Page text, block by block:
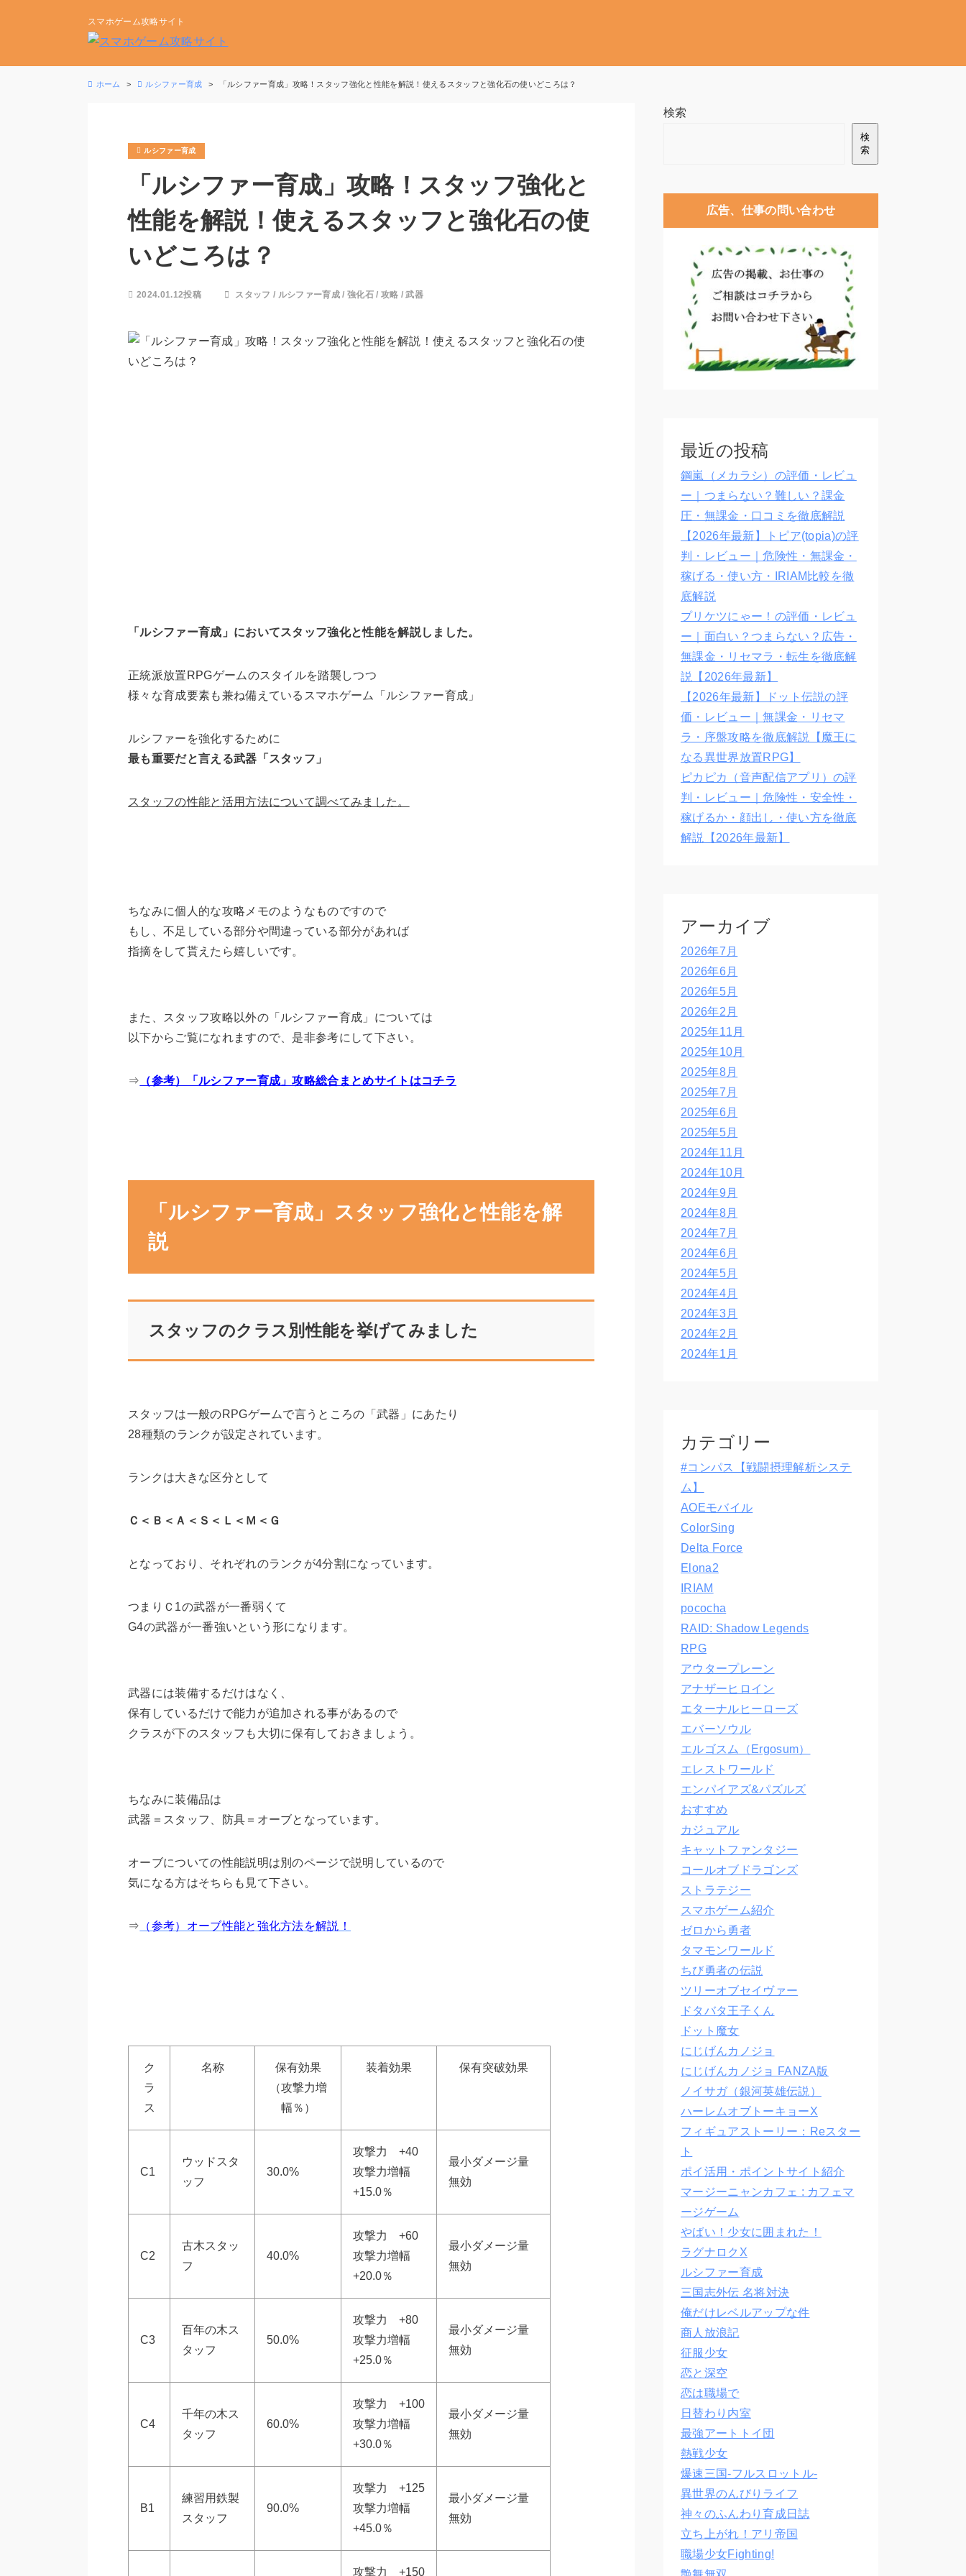
スマホゲーム攻略サイト
ホーム ルシファー育成 「ルシファー育成」攻略！スタッフ強化と性能を解説！使えるスタッフと強化石の使いどころは？
ルシファー育成
「ルシファー育成」攻略！スタッフ強化と
性能を解説！使えるスタッフと強化石の使
いどころは？
2024.01.12投稿 スタッフ / ルシファー育成/ 強化石/ 攻略 /武器
「ルシファー育成」においてスタッフ強化と性能を解説しました。
正統派放置RPGゲームのスタイルを踏襲しつつ
様々な育成要素も兼ね備えているスマホゲーム「ルシファー育成」
ルシファーを強化するために
最も重要だと言える武器「スタッフ」
スタッフの性能と活用方法について調べてみました。
ちなみに個人的な攻略メモのようなものですので
もし、不足している部分や間違っている部分があれば
指摘をして貰えたら嬉しいです。
また、スタッフ攻略以外の「ルシファー育成」については
以下からご覧になれますので、是非参考にして下さい。
⇒ （参考）「ルシファー育成」攻略総合まとめサイトはコチラ
「ルシファー育成」スタッフ強化と性能を解
説
スタッフのクラス別性能を挙げてみました
スタッフは一般のRPGゲームで言うところの「武器」にあたり
28種類のランクが設定されています。
ランクは大きな区分として
Ｃ＜Ｂ＜Ａ＜Ｓ＜Ｌ＜Ｍ＜Ｇ
となっており、それぞれのランクが4分割になっています。
つまりＣ1の武器が一番弱くて
G4の武器が一番強いという形になります。
武器には装備するだけはなく、
保有しているだけで能力が追加される事があるので
クラスが下のスタッフも大切に保有しておきましょう。
ちなみに装備品は
武器＝スタッフ、防具＝オーブとなっています。
オーブについての性能説明は別のページで説明しているので
気になる方はそちらも見て下さい。
⇒ （参考）オーブ性能と強化方法を解説！
ク
ラ
ス
名称
保有効果
（攻撃力増
幅％）
装着効果 保有突破効果
C1
ウッドスタ
ッフ
30.0%
攻撃力 +40
攻撃力増幅
+15.0％
最小ダメージ量
無効
C2
古木スタッ
フ
40.0%
攻撃力 +60
攻撃力増幅
+20.0％
最小ダメージ量
無効
C3
百年の木ス
タッフ
50.0%
攻撃力 +80
攻撃力増幅
+25.0％
最小ダメージ量
無効
C4
千年の木ス
タッフ
60.0%
攻撃力 +100
攻撃力増幅
+30.0％
最小ダメージ量
無効
B1
練習用鉄製
スタッフ
90.0%
攻撃力 +125
攻撃力増幅
+45.0％
最小ダメージ量
無効
攻撃力 +150
検索
検
索
広告、仕事の問い合わせ
最近の投稿
鋼嵐（メカラシ）の評価・レビュ
ー｜つまらない？難しい？課金
圧・無課金・口コミを徹底解説
【2026年最新】トピア(topia)の評
判・レビュー｜危険性・無課金・
稼げる・使い方・IRIAM比較を徹
底解説
プリケツにゃー！の評価・レビュ
ー｜面白い？つまらない？広告・
無課金・リセマラ・転生を徹底解
説【2026年最新】
【2026年最新】ドット伝説の評
価・レビュー｜無課金・リセマ
ラ・序盤攻略を徹底解説【魔王に
なる異世界放置RPG】
ピカピカ（音声配信アプリ）の評
判・レビュー｜危険性・安全性・
稼げるか・顔出し・使い方を徹底
解説【2026年最新】
アーカイブ
2026年7月
2026年6月
2026年5月
2026年2月
2025年11月
2025年10月
2025年8月
2025年7月
2025年6月
2025年5月
2024年11月
2024年10月
2024年9月
2024年8月
2024年7月
2024年6月
2024年5月
2024年4月
2024年3月
2024年2月
2024年1月
カテゴリー
#コンパス【戦闘摂理解析システ
ム】
AOEモバイル
ColorSing
Delta Force
Elona2
IRIAM
pococha
RAID: Shadow Legends
RPG
アウタープレーン
アナザーヒロイン
エターナルヒーローズ
エバーソウル
エルゴスム（Ergosum）
エレストワールド
エンパイアズ&パズルズ
おすすめ
カジュアル
キャットファンタジー
コールオブドラゴンズ
ストラテジー
スマホゲーム紹介
ゼロから勇者
タマモンワールド
ちび勇者の伝説
ツリーオブセイヴァー
ドタバタ王子くん
ドット魔女
にじげんカノジョ
にじげんカノジョ FANZA版
ノイサガ（銀河英雄伝説）
ハーレムオブトーキョーX
フィギュアストーリー：Reスター
ト
ポイ活用・ポイントサイト紹介
マージーニャンカフェ : カフェマ
ージゲーム
やばい！少女に囲まれた！
ラグナロクX
ルシファー育成
三国志外伝 名将対決
俺だけレベルアップな件
商人放浪記
征服少女
恋と深空
恋は職場で
日替わり内室
最強アートトイ団
熱戦少女
爆速三国‐フルスロットル‐
異世界のんびりライフ
神々のふんわり育成日誌
立ち上がれ！アリ帝国
職場少女Fighting!